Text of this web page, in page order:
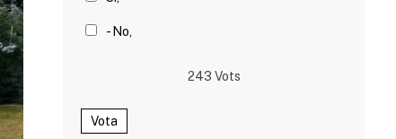
- No,
243 Vots
Vota